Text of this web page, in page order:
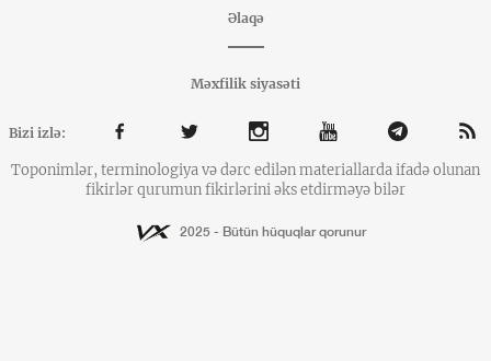
Əlaqə
Məxfilik siyasəti
Bizi izlə:
Toponimlər, terminologiya və dərc edilən materiallarda ifadə olunan
fikirlər qurumun fikirlərini əks etdirməyə bilər
2025 - Bütün hüquqlar qorunur